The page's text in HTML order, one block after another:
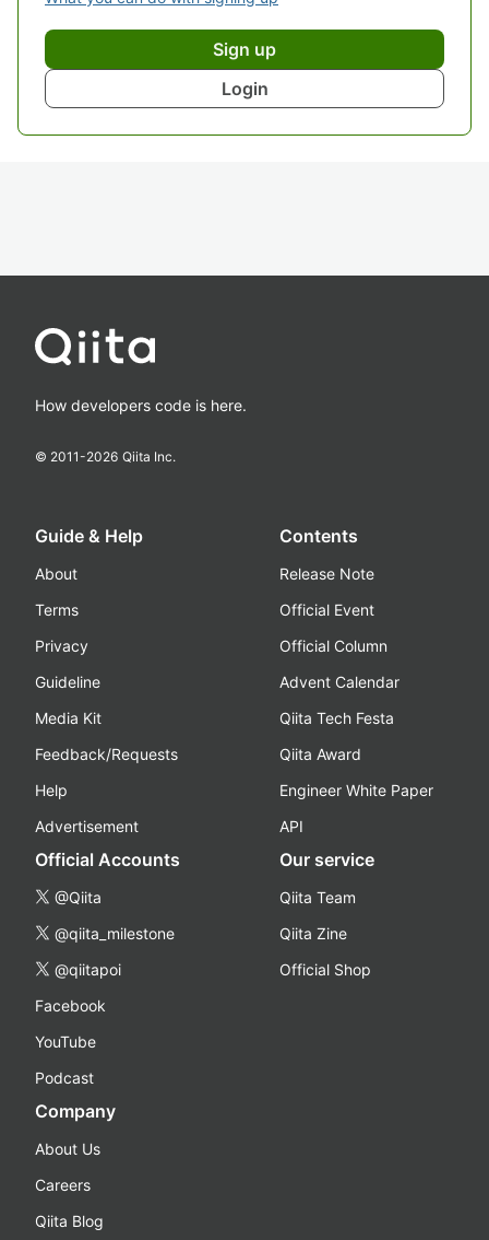
Sign up
Login
How developers code is here.
© 2011-2026 Qiita Inc.
Guide & Help
About
Terms
Privacy
Guideline
Media Kit
Feedback/Requests
Help
Advertisement
Contents
Release Note
Official Event
Official Column
Advent Calendar
Qiita Tech Festa
Qiita Award
Engineer White Paper
API
Official Accounts
@Qiita
@qiita_milestone
@qiitapoi
Facebook
YouTube
Podcast
Our service
Qiita Team
Qiita Zine
Official Shop
Company
About Us
Careers
Qiita Blog